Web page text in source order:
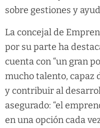
sobre gestiones y
La concejal de
por su parte ha
cuenta con “un gran
mucho talento, capaz
y contribuir al
asegurado: “el
en una opción cada